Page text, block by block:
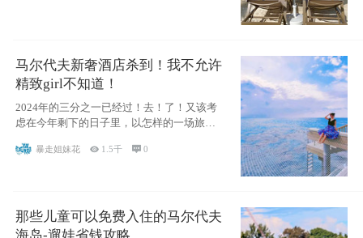
马尔代夫新奢酒店杀到！我不允许
精致girl不知道！
2024年的三分之一已经过！去！了！又该考
虑在今年剩下的日子里，以怎样的一场旅行
暴走姐妹花  1.5千 0
那些儿童可以免费入住的马尔代夫